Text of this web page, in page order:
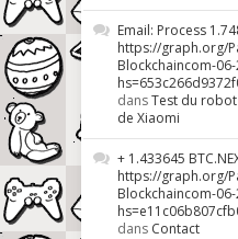
Email: Process
https://graph.org/
Blockchaincom-06-
dansTest du
de Xiaomi
+ 1.433645
https://graph.org/
Blockchaincom-06-
dans Contact